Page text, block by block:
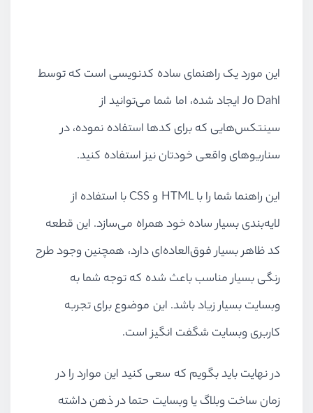
این مورد یک راهنمای ساده کدنویسی است که توسط
Jo Dahl ایجاد شده، اما شما می‌توانید از
سینتکس‌هایی که برای کدها استفاده نموده، در
سناریوهای واقعی خودتان نیز استفاده کنید.
این راهنما شما را با HTML و CSS با استفاده از
لایه‌بندی بسیار ساده خود همراه می‌سازد. این قطعه
کد ظاهر بسیار فوق‌العاده‌ای دارد، همچنین وجود طرح
رنگی بسیار مناسب باعث شده که توجه شما به
وبسایت بسیار زیاد باشد. این موضوع برای تجربه
کاربری وبسایت شگفت انگیز است.
در نهایت باید بگویم که سعی کنید این موارد را در
زمان ساخت وبلاگ یا وبسایت حتما در ذهن داشته